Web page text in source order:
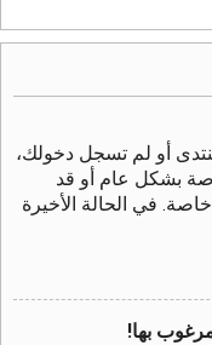
أو لم تسجل دخولك،
بشكل عام أو قد
في الحالة الأخيرة
بها!